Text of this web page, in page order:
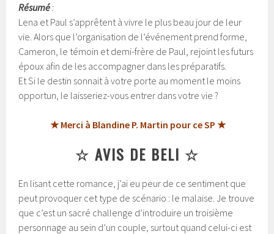
Résumé:
Lena et Paul s’apprêtent à vivre le plus beau jour de leur
vie. Alors que l’organisation de l’événement prend forme,
Cameron, le témoin et demi-frère de Paul, rejoint les futurs
époux afin de les accompagner dans les préparatifs.
Et Si le destin sonnait à votre porte au moment le moins
opportun, le laisseriez-vous entrer dans votre vie ?
★ Merci à Blandine P. Martin pour ce SP ★
☆ AVIS DE BELI ☆
En lisant cette romance, j’ai eu peur de ce sentiment que
peut provoquer cet type de scénario : le malaise. Je trouve
que c’est un sacré challenge d’introduire un troisième
personnage au sein d’un couple, surtout quand celui-ci est